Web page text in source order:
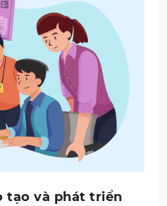
tạo và phát triển